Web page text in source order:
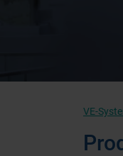
VE-